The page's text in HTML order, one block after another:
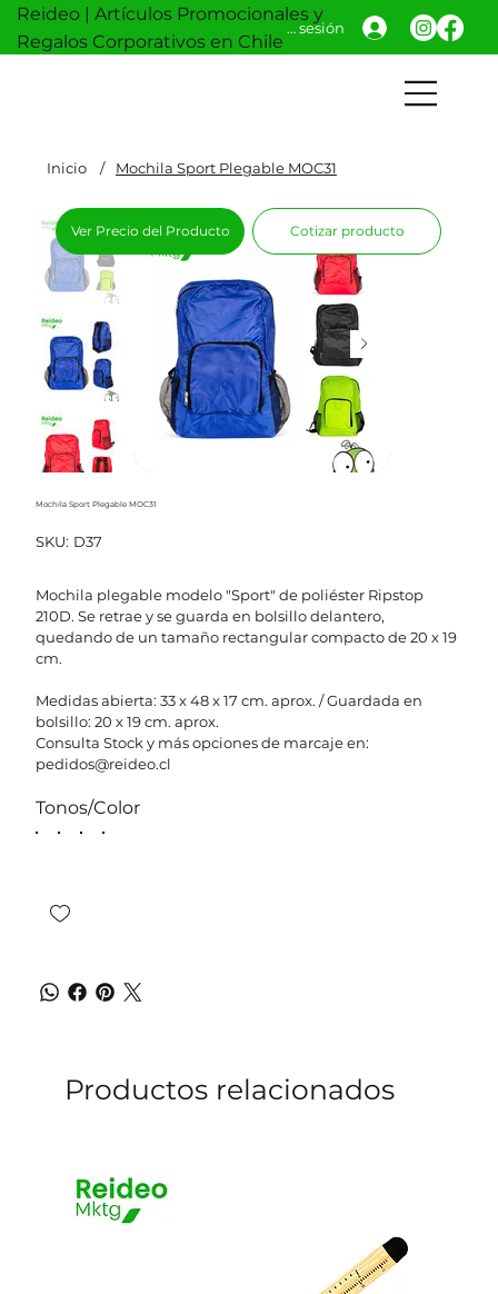
Reideo | Artículos Promocionales y
Regalos Corporativos en Chile
Iniciar sesión
Inicio / Mochila Sport Plegable MOC31
Mochila Sport Plegable MOC31
SKU: SKU
D37
D37
Mochila plegable modelo "Sport" de poliéster Ripstop
210D. Se retrae y se guarda en bolsillo delantero,
quedando de un tamaño rectangular compacto de 20 x 19
cm.
Medidas abierta: 33 x 48 x 17 cm. aprox. / Guardada en
bolsillo: 20 x 19 cm. aprox.
Consulta Stock y más opciones de marcaje en:
pedidos@reideo.cl
Tonos/Color
Ver Precio del Producto Cotizar producto
Productos relacionados